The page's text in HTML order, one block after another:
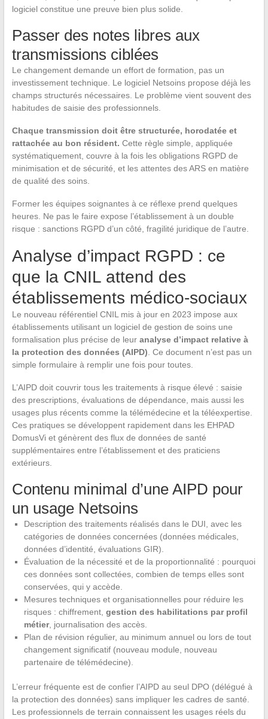
logiciel constitue une preuve bien plus solide.
Passer des notes libres aux
transmissions ciblées
Le changement demande un effort de formation, pas un
investissement technique. Le logiciel Netsoins propose déjà les
champs structurés nécessaires. Le problème vient souvent des
habitudes de saisie des professionnels.
Chaque transmission doit être structurée, horodatée et
rattachée au bon résident. Cette règle simple, appliquée
systématiquement, couvre à la fois les obligations RGPD de
minimisation et de sécurité, et les attentes des ARS en matière
de qualité des soins.
Former les équipes soignantes à ce réflexe prend quelques
heures. Ne pas le faire expose l’établissement à un double
risque : sanctions RGPD d’un côté, fragilité juridique de l’autre.
Analyse d’impact RGPD : ce
que la CNIL attend des
établissements médico-sociaux
Le nouveau référentiel CNIL mis à jour en 2023 impose aux
établissements utilisant un logiciel de gestion de soins une
formalisation plus précise de leur analyse d’impact relative à
la protection des données (AIPD). Ce document n’est pas un
simple formulaire à remplir une fois pour toutes.
L’AIPD doit couvrir tous les traitements à risque élevé : saisie
des prescriptions, évaluations de dépendance, mais aussi les
usages plus récents comme la télémédecine et la téléexpertise.
Ces pratiques se développent rapidement dans les EHPAD
DomusVi et génèrent des flux de données de santé
supplémentaires entre l’établissement et des praticiens
extérieurs.
Contenu minimal d’une AIPD pour
un usage Netsoins
Description des traitements réalisés dans le DUI, avec les
catégories de données concernées (données médicales,
données d’identité, évaluations GIR).
Évaluation de la nécessité et de la proportionnalité : pourquoi
ces données sont collectées, combien de temps elles sont
conservées, qui y accède.
Mesures techniques et organisationnelles pour réduire les
risques : chiffrement, gestion des habilitations par profil
métier, journalisation des accès.
Plan de révision régulier, au minimum annuel ou lors de tout
changement significatif (nouveau module, nouveau
partenaire de télémédecine).
L’erreur fréquente est de confier l’AIPD au seul DPO (délégué à
la protection des données) sans impliquer les cadres de santé.
Les professionnels de terrain connaissent les usages réels du